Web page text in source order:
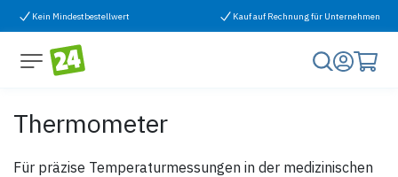
Zum Inhalt springen
Kein Mindestbestellwert Kauf auf Rechnung für Unternehmen
Thermometer
Für präzise Temperaturmessungen in der medizinischen